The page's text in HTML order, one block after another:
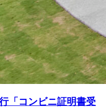
「コンビニ証明書受